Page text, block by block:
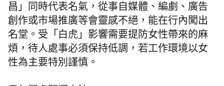
昌」同時代表名氣，從事自媒體、編劇、廣告
創作或市場推廣等會靈感不絕，能在行內闖出
名堂。受「白虎」影響需要提防女性帶來的麻
煩，待人處事必須保持低調，若工作環境以女
性為主要特別謹慎。